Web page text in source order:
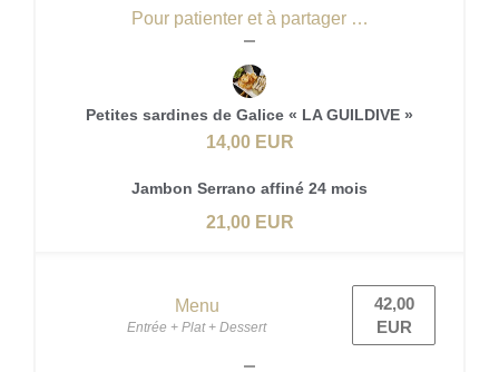
Pour patienter et à partager …
Petites sardines de Galice « LA GUILDIVE »
14,00 EUR
Jambon Serrano affiné 24 mois
21,00 EUR
Menu
Entrée + Plat + Dessert
42,00
EUR